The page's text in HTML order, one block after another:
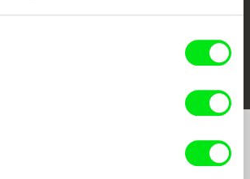
otrzymywać newsletter z